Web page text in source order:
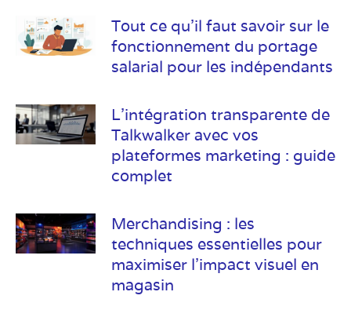
Tout ce qu’il faut savoir sur le
fonctionnement du portage
salarial pour les indépendants
L’intégration transparente de
Talkwalker avec vos
plateformes marketing : guide
complet
Merchandising : les
techniques essentielles pour
maximiser l’impact visuel en
magasin